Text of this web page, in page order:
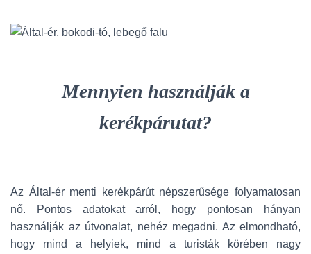
Mennyien használják a
kerékpárutat?
Az Által-ér menti kerékpárút népszerűsége folyamatosan
nő. Pontos adatokat arról, hogy pontosan hányan
használják az útvonalat, nehéz megadni. Az elmondható,
hogy mind a helyiek, mind a turisták körében nagy